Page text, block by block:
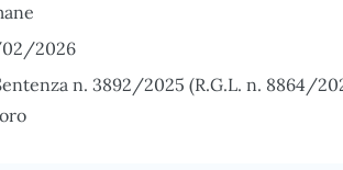
2026
n. 3892/2025 (R.G.L. n. 8864/